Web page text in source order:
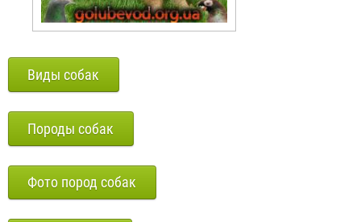
Виды собак
Породы собак
Фото пород собак